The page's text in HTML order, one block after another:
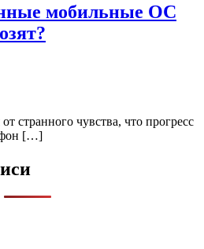
мобильные ОС
странного чувства, что прогресс
[…]